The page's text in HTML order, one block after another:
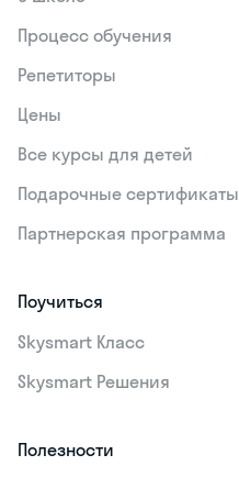
Процесс обучения
Репетиторы
Цены
Все курсы для детей
Подарочные сертификаты
Партнерская программа
Поучиться
Skysmart Класс
Skysmart Решения
Полезности